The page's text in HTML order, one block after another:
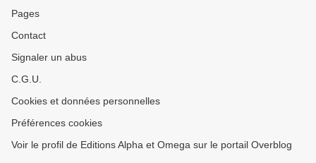
Pages
Contact
Signaler un abus
C.G.U.
Cookies et données personnelles
Préférences cookies
Voir le profil de Editions Alpha et Omega sur le portail Overblog